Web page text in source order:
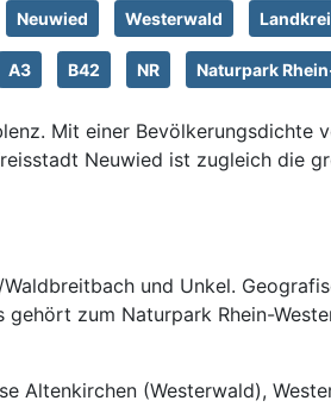
Neuwied Westerwald
A3 B42 NR Naturpark
Mit einer Bevölkerungsdichte
Neuwied ist zugleich die
und Unkel.
zum Naturpark Rhein-
Altenkirchen (Westerwald),